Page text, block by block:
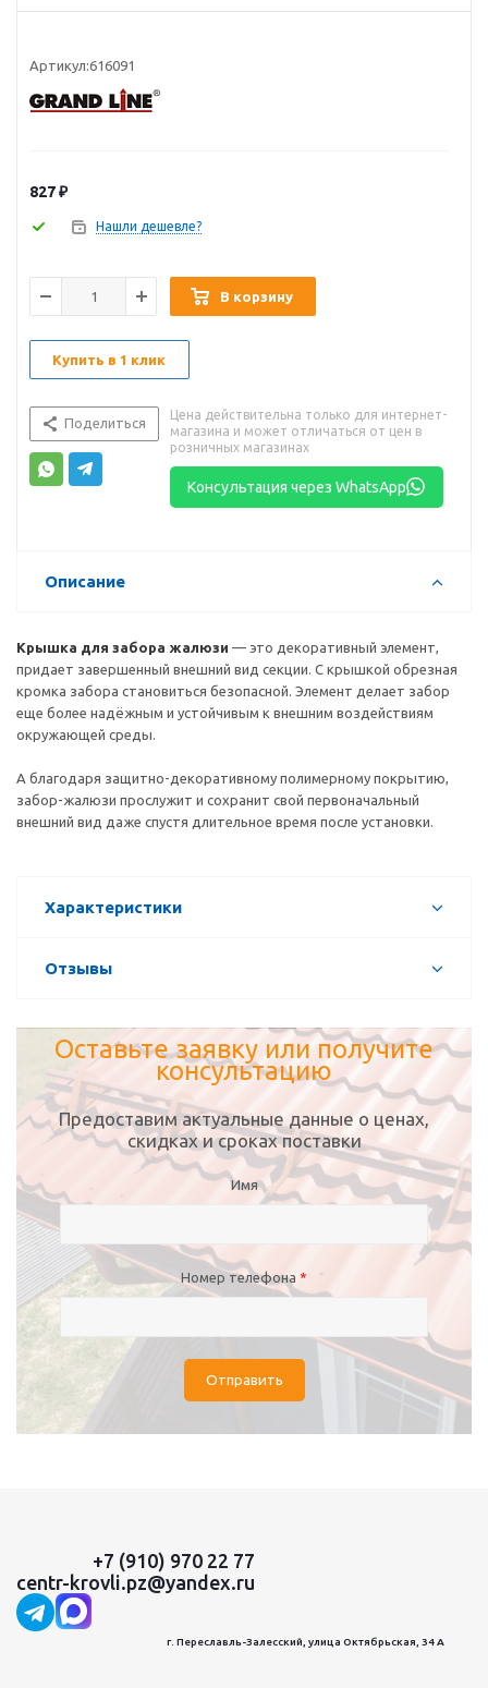
Артикул:616091
827₽
Нашли дешевле?
В корзину
Купить в 1 клик
Поделиться
Цена действительна только для интернет-
магазина и может отличаться от цен в
розничных магазинах
Консультация через WhatsApp
Описание
Крышка для забора жалюзи — это декоративный элемент,
придает завершенный внешний вид секции. С крышкой обрезная
кромка забора становиться безопасной. Элемент делает забор
еще более надёжным и устойчивым к внешним воздействиям
окружающей среды.
А благодаря защитно-декоративному полимерному покрытию,
забор-жалюзи прослужит и сохранит свой первоначальный
внешний вид даже спустя длительное время после установки.
Характеристики
Отзывы
Оставьте заявку или получите
консультацию
Предоставим актуальные данные о ценах,
скидках и сроках поставки
Имя
Номер телефона *
Отправить
+7 (910) 970 22 77
centr-krovli.pz@yandex.ru
г. Переславль-Залесский, улица Октябрьская, 34 А